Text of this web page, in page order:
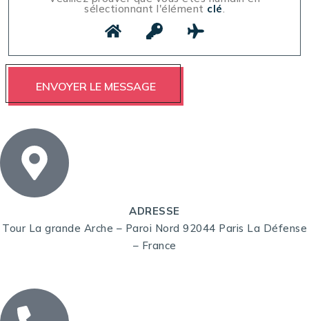
sélectionnant l'élément clé.
ADRESSE
Tour La grande Arche – Paroi Nord 92044 Paris La Défense
– France